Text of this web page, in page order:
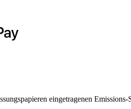
eingetragenen